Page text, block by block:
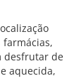
desfrutar de
aquecida,